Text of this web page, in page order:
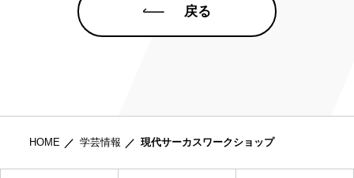
戻る
HOME 学芸情報 現代サーカスワークショップ